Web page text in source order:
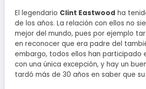
El legendario Clint Eastwood ha
de los años. La relación con ellos no
mejor del mundo, pues por ejemplo
en reconocer que era padre del
embargo, todos ellos han participado
con una única excepción, y hay un
tardó más de 30 años en saber que su